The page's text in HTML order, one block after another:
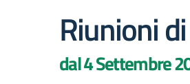
Riunioni
dal 4 Settembre